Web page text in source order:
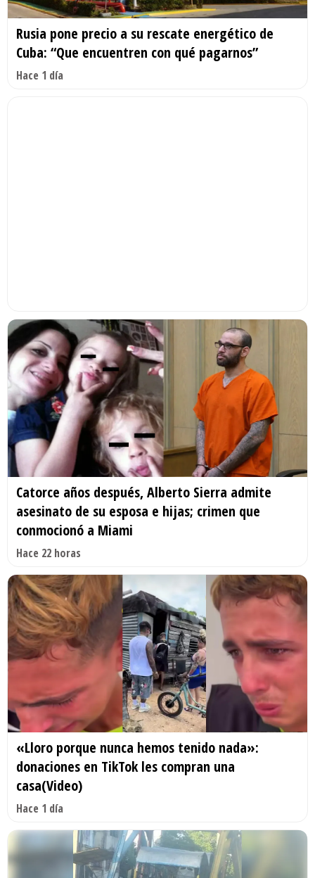
Rusia pone precio a su rescate energético de
Cuba: “Que encuentren con qué pagarnos”
Hace 1 día
Catorce años después, Alberto Sierra admite
asesinato de su esposa e hijas; crimen que
conmocionó a Miami
Hace 22 horas
«Lloro porque nunca hemos tenido nada»:
donaciones en TikTok les compran una
casa(Video)
Hace 1 día